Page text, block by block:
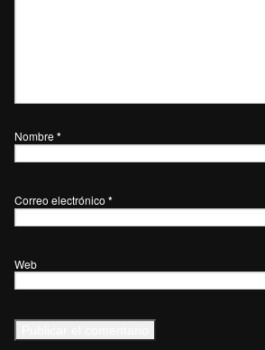
Nombre *
Correo electrónico *
Web